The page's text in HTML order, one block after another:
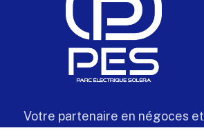
Votre partenaire en négoces et